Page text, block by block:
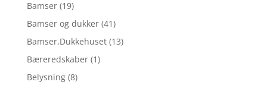
Bamser (19)
Bamser og dukker (41)
Bamser,Dukkehuset (13)
Bæreredskaber (1)
Belysning (8)